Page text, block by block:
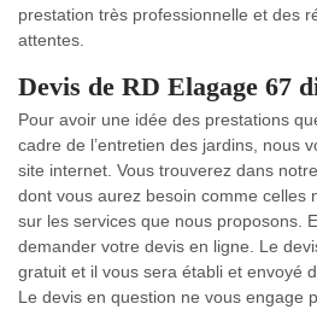
prestation très professionnelle et des
attentes.
Devis de RD Elagage 67
Pour avoir une idée des prestations
cadre de l’entretien des jardins, nous
site internet. Vous trouverez dans
dont vous aurez besoin comme celles
sur les services que nous proposons.
demander votre devis en ligne. Le
gratuit et il vous sera établi et envoyé
Le devis en question ne vous engage